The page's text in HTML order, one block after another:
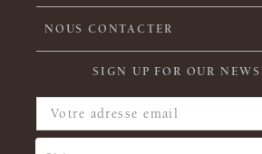
NOUS CONTACTER
SIGN UP FOR OUR